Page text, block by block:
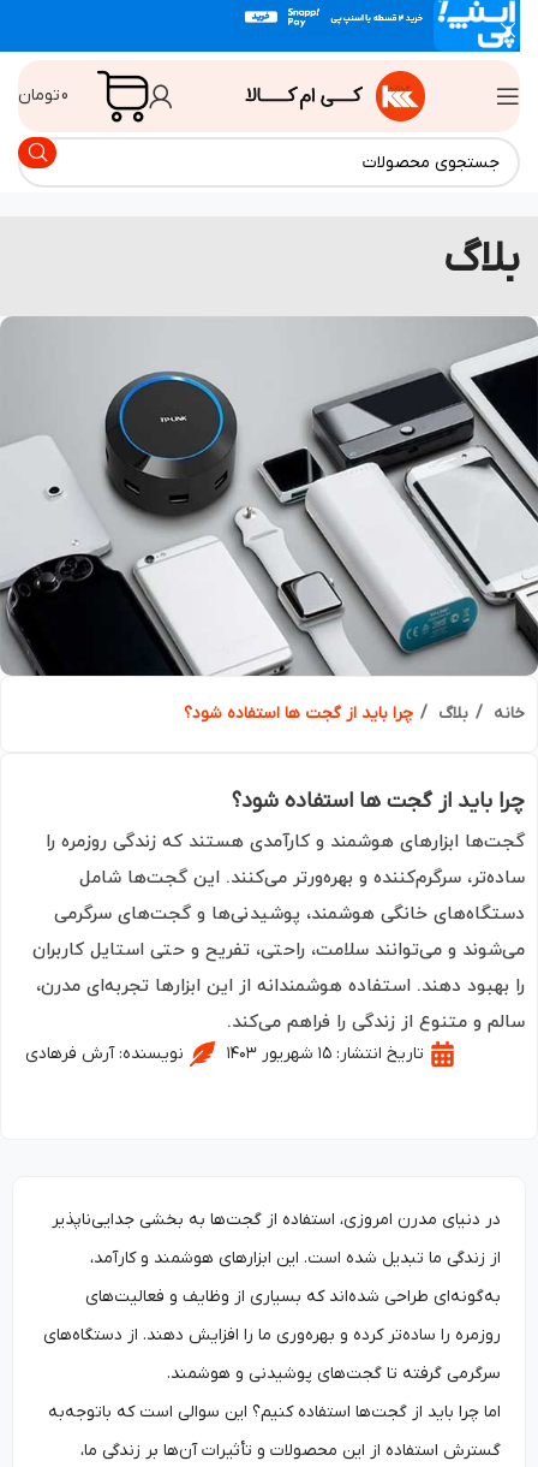
تومان
بلاگ چرا باید از گجت ها استفاده شود؟
باید از گجت ها استفاده شود؟
ابزارهای هوشمند و کارآمدی هستند که زندگی روزمره را
سرگرم‌کننده و بهره‌ورتر می‌کنند. این گجت‌ها شامل
خانگی هوشمند، پوشیدنی‌ها و گجت‌های سرگرمی
و می‌توانند سلامت، راحتی، تفریح و حتی استایل کاربران
دهند. استفاده هوشمندانه از این ابزارها تجربه‌ای مدرن،
و متنوع از زندگی را فراهم می‌کند.
تاریخ انتشار: ۱۵ شهریور ۱۴۰۳ نویسنده:آرش فرهادی
در دنیای مدرن امروزی، استفاده از گجت‌ها به بخشی جدایی‌ناپذیر
از زندگی ما تبدیل شده است. این ابزارهای هوشمند و کارآمد،
به‌گونه‌ای طراحی شده‌اند که بسیاری از وظایف و فعالیت‌های
روزمره را ساده‌تر کرده و بهره‌وری ما را افزایش دهند. از دستگاه‌های
سرگرمی گرفته تا گجت‌های پوشیدنی و هوشمند.
اما چرا باید از گجت‌ها استفاده کنیم؟ این سوالی است که باتوجه‌به
گسترش استفاده از این محصولات و تأثیرات آن‌ها بر زندگی ما،